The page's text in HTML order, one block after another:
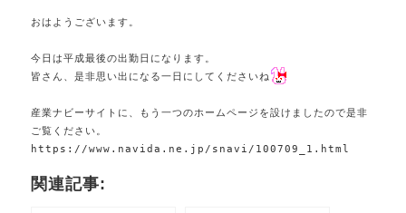
おはようございます。
今日は平成最後の出勤日になります。
皆さん、是非思い出になる一日にしてくださいね
産業ナビーサイトに、もう一つのホームページを設けましたので是非
https://www.navida.ne.jp/snavi/100709_1.html
関連記事: